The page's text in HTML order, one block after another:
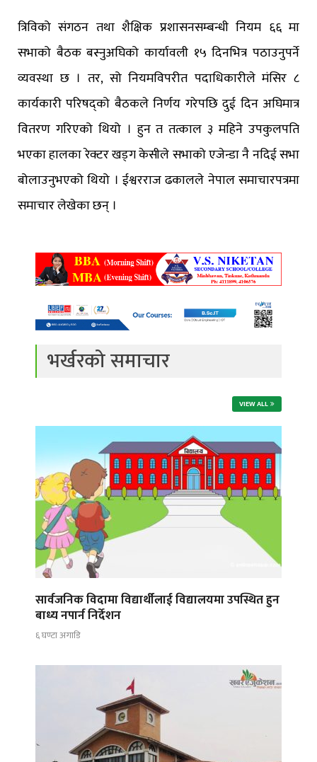
त्रिविको संगठन तथा शैक्षिक प्रशासनसम्बन्धी नियम ६६ मा
सभाको बैठक बस्नुअघिको कार्यावली १५ दिनभित्र पठाउनुपर्ने
व्यवस्था छ । तर, सो नियमविपरीत पदाधिकारीले मंसिर ८
कार्यकारी परिषद्को बैठकले निर्णय गरेपछि दुई दिन अघिमात्र
वितरण गरिएको थियो । हुन त तत्काल ३ महिने उपकुलपति
भएका हालका रेक्टर खड्ग केसीले सभाको एजेन्डा नै नदिई सभा
बोलाउनुभएको थियो । ईश्वरराज ढकालले नेपाल समाचारपत्रमा
समाचार लेखेका छन् ।
भर्खरको समाचार
VIEW ALL
सार्वजनिक विदामा विद्यार्थीलाई विद्यालयमा उपस्थित हुन
बाध्य नपार्न निर्देशन
६ घण्टा अगाडि